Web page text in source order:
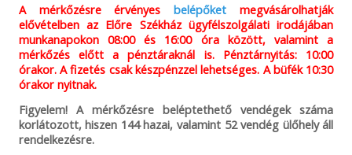
A mérkőzésre érvényesbelépőket megvásárolhatják
elővételben az Előre Székház ügyfélszolgálati irodájában
munkanapokon 08:00 és 16:00 óra között, valamint a
mérkőzés előtt a pénztáraknál is. Pénztárnyitás: 10:00
órakor. A fizetés csak készpénzzel lehetséges. A büfék 10:30
órakor nyitnak.
Figyelem! A mérkőzésre beléptethető vendégek száma
korlátozott, hiszen 144 hazai, valamint 52 vendég ülőhely áll
rendelkezésre.